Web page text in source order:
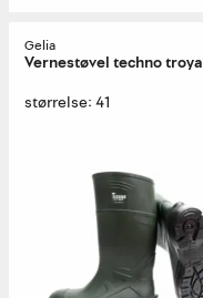
Gelia
Vernestøvel techno troya
størrelse: 41